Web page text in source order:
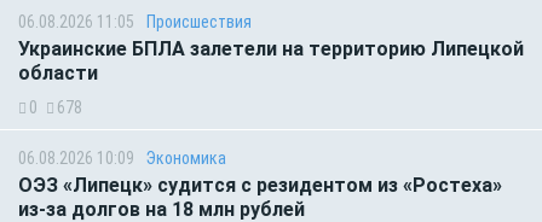
06.08.2026 11:05 Происшествия
Украинские БПЛА залетели на территорию Липецкой
области
0 678
06.08.2026 10:09 Экономика
ОЭЗ «Липецк» судится с резидентом из «Ростеха»
из-за долгов на 18 млн рублей